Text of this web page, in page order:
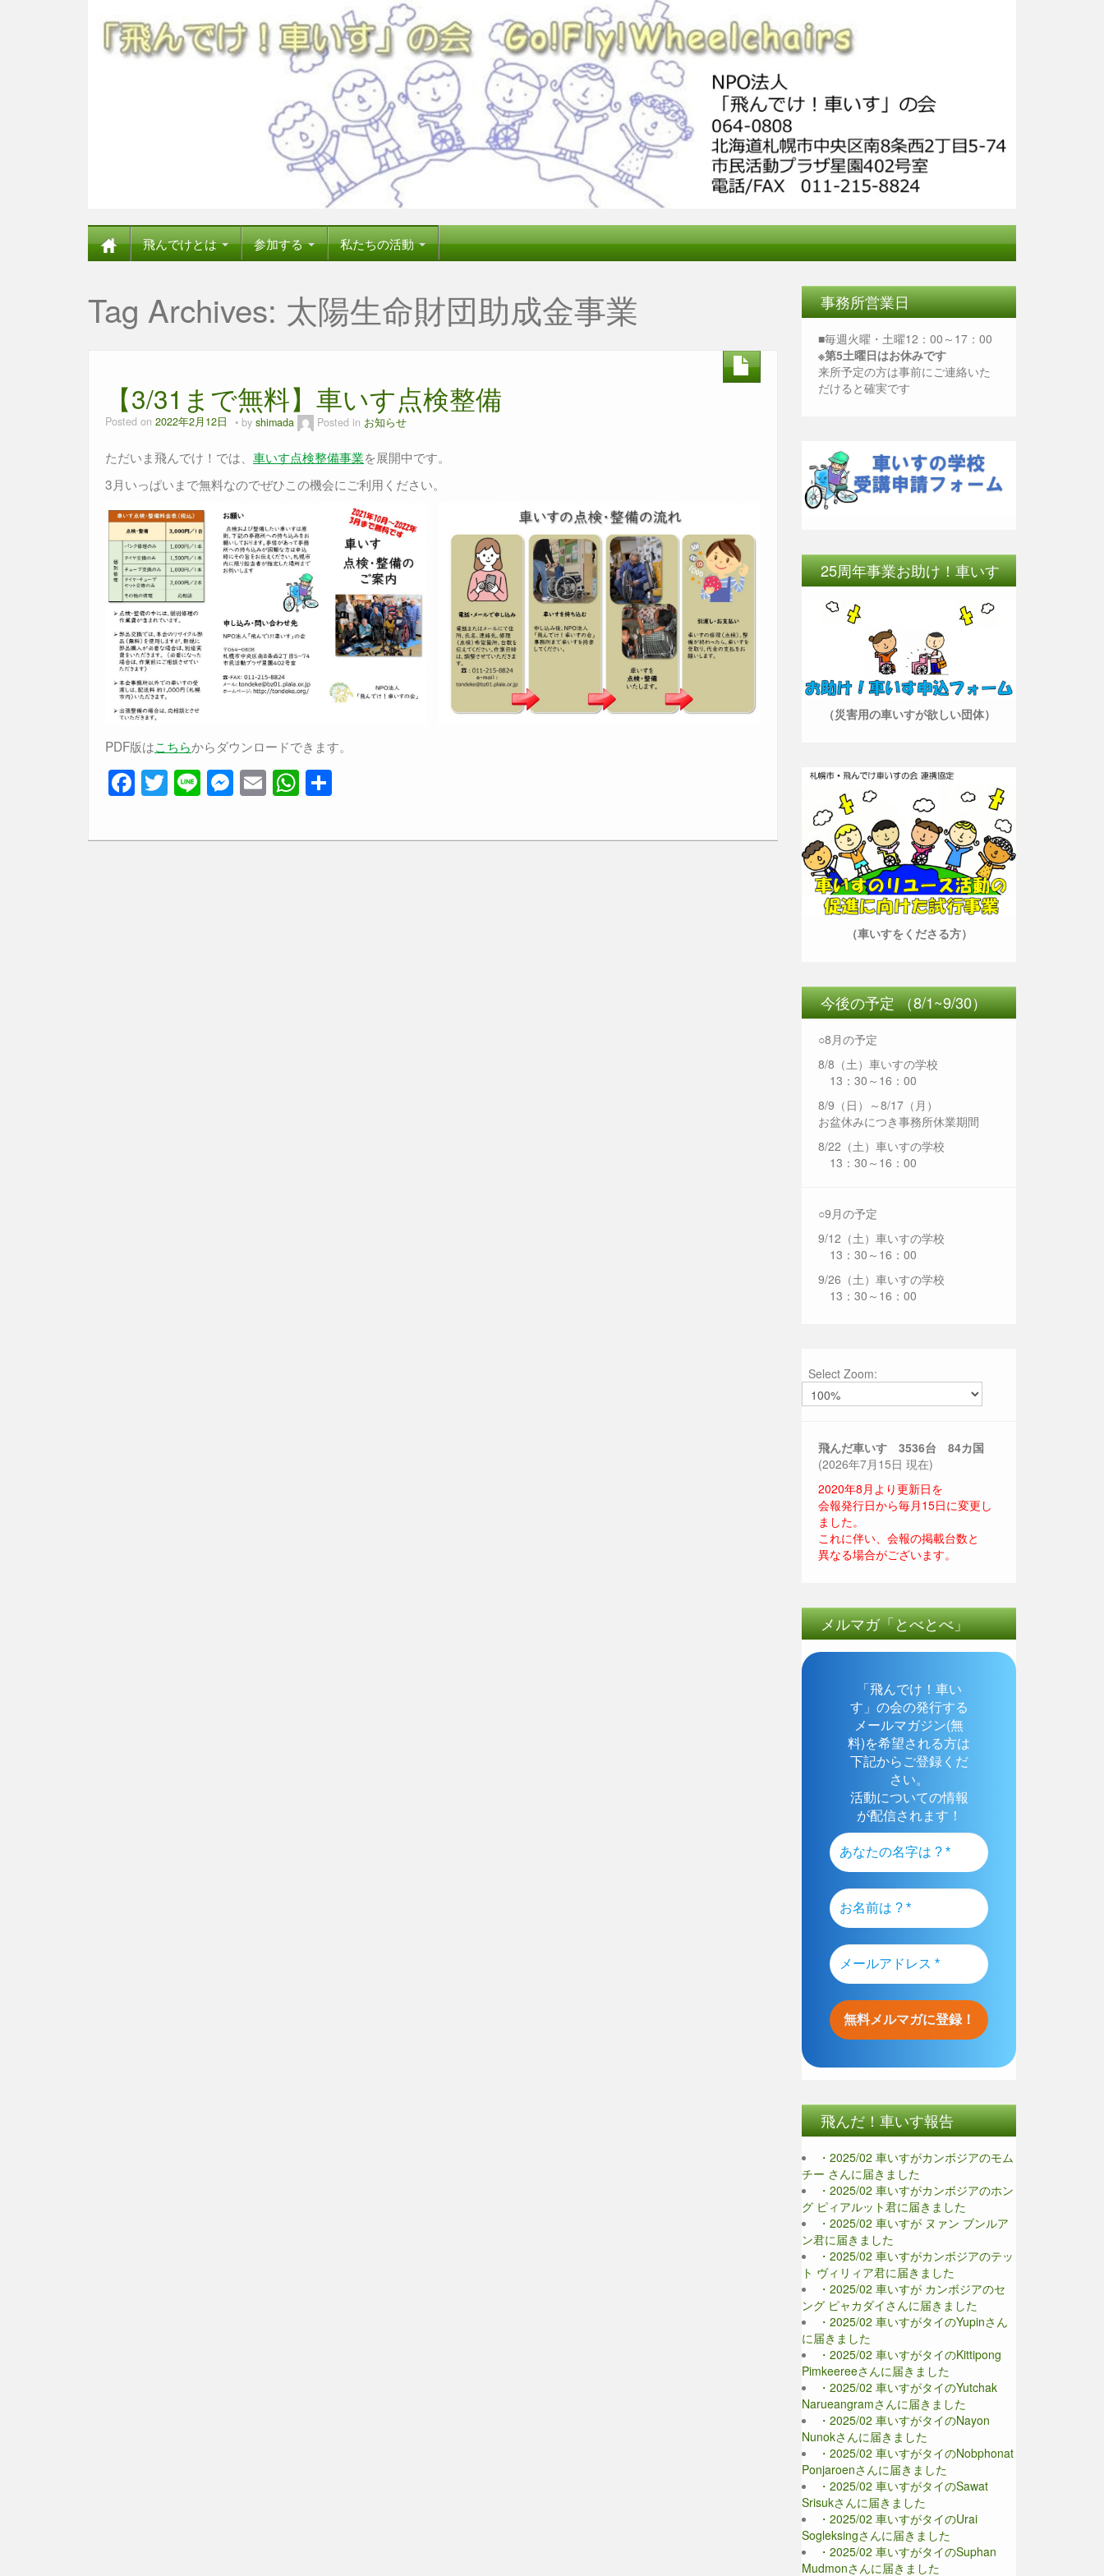
飛んでけとは 参加する 私たちの活動
Tag Archives: 太陽生命財団助成金事業
【3/31まで無料】車いす点検整備
Posted on 2022年2月12日 by shimada Posted in お知らせ
ただいま飛んでけ！では、 車いす点検整備事業を展開中です。
3月いっぱいまで無料なのでぜひこの機会にご利用ください。
PDF版はこちらからダウンロードできます。
F
c
T
tt
Li
e
M
ss
E
ail
W
at
事務所営業日
■毎週火曜・土曜12：00～17：00
※第5土曜日はお休みです
来所予定の方は事前にご連絡いた
だけると確実です
25周年事業お助け！車いす
（災害用の車いすが欲しい団体）
（車いすをくださる方）
今後の予定 （8/1~9/30）
○8月の予定
8/8（土）車いすの学校
13：30～16：00
8/9（日）～8/17（月）
お盆休みにつき事務所休業期間
8/22（土）車いすの学校
13：30～16：00
○9月の予定
9/12（土）車いすの学校
13：30～16：00
9/26（土）車いすの学校
13：30～16：00
Select Zoom:
飛んだ車いす 3536台 84カ国
(2026年7月15日 現在)
2020年8月より更新日を
会報発行日から毎月15日に変更し
ました。
これに伴い、会報の掲載台数と
異なる場合がございます。
メルマガ「とべとべ」
「飛んでけ！車い
す」の会の発行する
メールマガジン(無
料)を希望される方は
下記からご登録くだ
さい。
活動についての情報
が配信されます！
飛んだ！車いす報告
・2025/02 車いすがカンボジアのモム
チー さんに届きました
・2025/02 車いすがカンボジアのホン
グ ピィアルット君に届きました
・2025/02 車いすが ヌァン ブンルア
ン君に届きました
・2025/02 車いすがカンボジアのテッ
ト ヴィリィア君に届きました
・2025/02 車いすが カンボジアのセ
ング ピャカダイさんに届きました
・2025/02 車いすがタイのYupinさん
に届きました
・2025/02 車いすがタイのKittipong
Pimkeereeさんに届きました
・2025/02 車いすがタイのYutchak
Narueangramさんに届きました
・2025/02 車いすがタイのNayon
Nunokさんに届きました
・2025/02 車いすがタイのNobphonat
Ponjaroenさんに届きました
・2025/02 車いすがタイのSawat
Srisukさんに届きました
・2025/02 車いすがタイのUrai
Sogleksingさんに届きました
・2025/02 車いすがタイのSuphan
Mudmonさんに届きました